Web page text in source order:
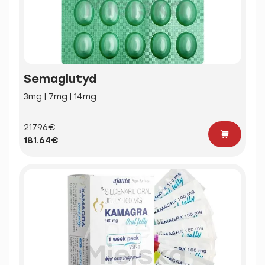
Semaglutyd
3mg | 7mg | 14mg
217.96€
181.64€